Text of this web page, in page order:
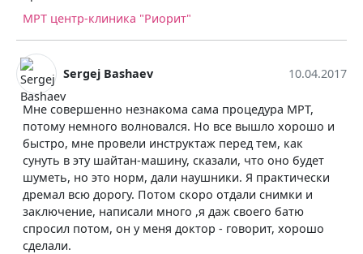
МРТ центр-клиника "Риорит"
Sergej Bashaev 10.04.2017
Мне совершенно незнакома сама процедура МРТ,
потому немного волновался. Но все вышло хорошо и
быстро, мне провели инструктаж перед тем, как
сунуть в эту шайтан-машину, сказали, что оно будет
шуметь, но это норм, дали наушники. Я практически
дремал всю дорогу. Потом скоро отдали снимки и
заключение, написали много ,я даж своего батю
спросил потом, он у меня доктор - говорит, хорошо
сделали.